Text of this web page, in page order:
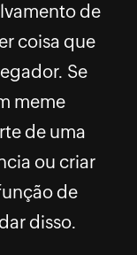
de
coisa que
Se
meme
de uma
ou criar
de
disso.